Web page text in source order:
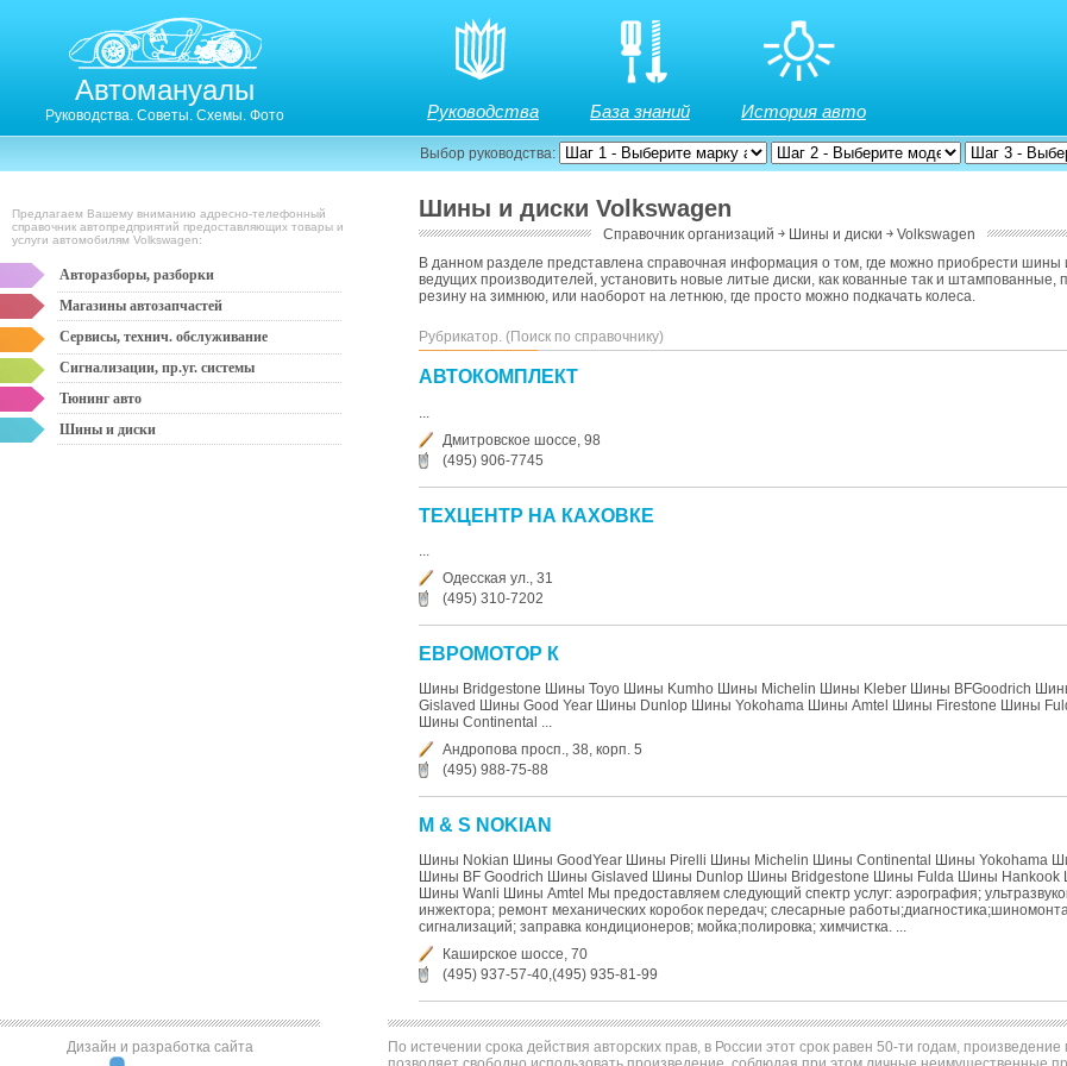
Автомануалы
Руководства. Советы. Схемы. Фото Руководства База знаний История авто
Выбор руководства:
Предлагаем Вашему вниманию адресно-телефонный
справочник автопредприятий предоставляющих товары и
услуги автомобилям Volkswagen:
Авторазборы, разборки
Магазины автозапчастей
Сервисы, технич. обслуживание
Сигнализации, пр.уг. системы
Тюнинг авто
Шины и диски
Шины и диски Volkswagen
Справочник организаций ￫Шины и диски ￫Volkswagen
В данном разделе представлена справочная информация о том, где можно приобрести шины
ведущих производителей, установить новые литые диски, как кованные так и штампованные,
резину на зимнюю, или наоборот на летнюю, где просто можно подкачать колеса.
Рубрикатор. (Поиск по справочнику)
АВТОКОМПЛЕКТ
Дмитровское шоссе, 98
(495) 906-7745
ТЕХЦЕНТР НА КАХОВКЕ
Одесская ул., 31
(495) 310-7202
ЕВРОМОТОР К
Шины Bridgestone Шины Toyo Шины Kumho Шины Michelin Шины Kleber Шины BFGoodrich
Gislaved Шины Good Year Шины Dunlop Шины Yokohama Шины Amtel Шины Firestone Шины
Шины Continental ...
Андропова просп., 38, корп. 5
(495) 988-75-88
M & S NOKIAN
Шины Nokian Шины GoodYear Шины Pirelli Шины Michelin Шины Continental Шины Yokohama
Шины BF Goodrich Шины Gislaved Шины Dunlop Шины Bridgestone Шины Fulda Шины Hankook
Шины Wanli Шины Amtel Мы предоставляем следующий спектр услуг: аэрография;
инжектора; ремонт механических коробок передач; слесарные
сигнализаций; заправка кондиционеров; мойка;полировка; химчистка. ...
Каширское шоссе, 70
(495) 937-57-40,(495) 935-81-99
Дизайн и разработка сайта
По истечении срока действия авторских прав, в России этот срок равен 50-ти годам,